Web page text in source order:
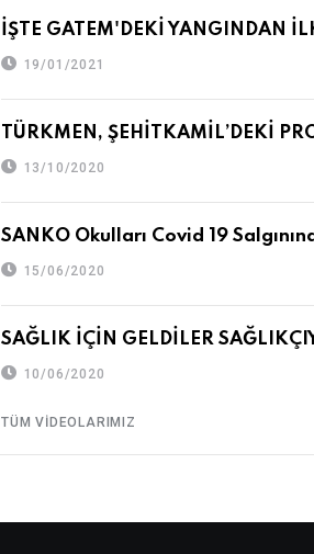
İŞTE GATEM'DEKİ YANGINDAN
19/01/2021
TÜRKMEN, ŞEHİTKAMİL’DEKİ
13/10/2020
SANKO Okulları Covid 19
15/06/2020
SAĞLIK İÇİN GELDİLER
10/06/2020
TÜM VIDEOLARIMIZ